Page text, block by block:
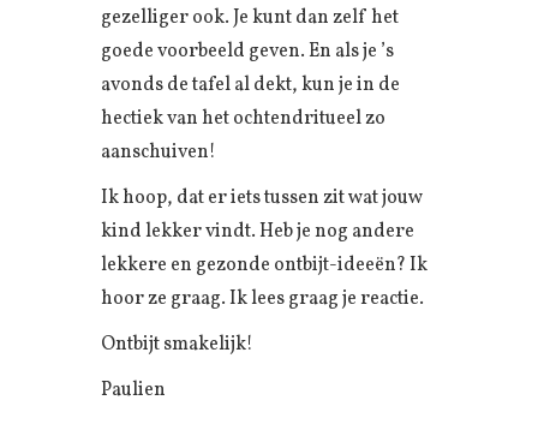
gezelliger ook. Je kunt dan zelf het
goede voorbeeld geven. En als je ’s
avonds de tafel al dekt, kun je in de
hectiek van het ochtendritueel zo
aanschuiven!
Ik hoop, dat er iets tussen zit wat jouw
kind lekker vindt. Heb je nog andere
lekkere en gezonde ontbijt-ideeën? Ik
hoor ze graag. Ik lees graag je reactie.
Ontbijt smakelijk!
Paulien